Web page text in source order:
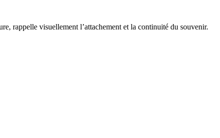
rappelle visuellement l’attachement et la continuité du souvenir.